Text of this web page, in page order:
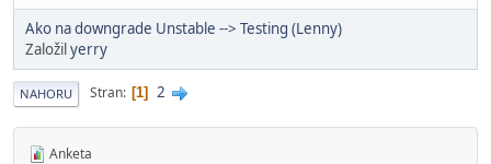
Ako na downgrade Unstable --> Testing (Lenny)
Založilyerry
NAHORU Stran 1 2
Anketa